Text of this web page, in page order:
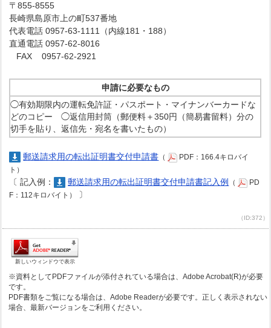
〒855-8555
長崎県島原市上の町537番地
代表電話 0957-63-1111（内線181・188）
直通電話 0957-62-8016
FAX 0957-62-2921
申請に必要なもの
◯有効期限内の運転免許証・パスポート・マイナンバーカードな
どのコピー ◯返信用封筒（郵便料＋350円（簡易書留料）分の
切手を貼り、返信先・宛名を書いたもの）
郵送請求用の転出証明書交付申請書 （
PDF：166.4キロバイ
ト）
〔記入例： 郵送請求用の転出証明書交付申請書記入例 （
PD
F：112キロバイト）
〕
（ID:372）
新しいウィンドウで表示
※資料としてPDFファイルが添付されている場合は、Adobe Acrobat(R)が必要
です。
PDF書類をご覧になる場合は、Adobe Readerが必要です。正しく表示されない
場合、最新バージョンをご利用ください。